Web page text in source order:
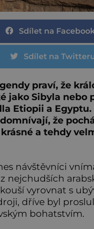
Sdílet na
Sdílet na
praví, že
jako Sibyla nebo
Etiopii a Egyptu.
že
a tehdy
návštěvníci
nejchudších
vyrovnat s
dříve byl
bohatstvím.